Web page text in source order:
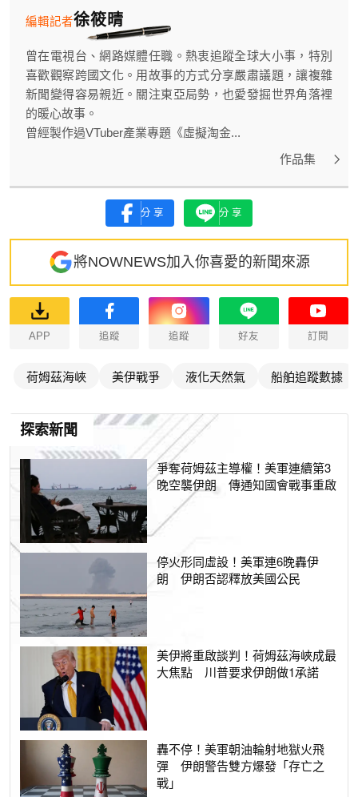
徐筱晴
編輯記者
曾在電視台、網路媒體任職。熱衷追蹤全球大小事，特別
喜歡觀察跨國文化。用故事的方式分享嚴肅議題，讓複雜
新聞變得容易親近。關注東亞局勢，也愛發掘世界角落裡
的暖心故事。
曾經製作過VTuber產業專題《虛擬淘金...
作品集
分享 分享
將NOWNEWS加入你喜愛的新聞來源
APP 追蹤 追蹤 好友 訂閱
荷姆茲海峽 美伊戰爭 液化天然氣 船舶追蹤數據
探索新聞
爭奪荷姆茲主導權！美軍連續第3
晚空襲伊朗 傳通知國會戰事重啟
停火形同虛設！美軍連6晚轟伊
朗 伊朗否認釋放美國公民
美伊將重啟談判！荷姆茲海峽成最
大焦點 川普要求伊朗做1承諾
轟不停！美軍朝油輪射地獄火飛
彈 伊朗警告雙方爆發「存亡之
戰」